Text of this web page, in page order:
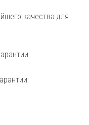
качества для